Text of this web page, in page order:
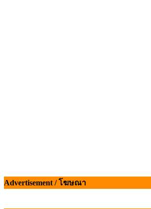
Advertisement / โฆษณา